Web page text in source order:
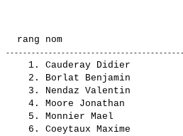
    1.
Cauderay Didier
    2.
Borlat Benjamin
    3.
Nendaz Valentin
    4.
Moore Jonathan
    5.
Monnier Mael
    6.
Coeytaux Maxime